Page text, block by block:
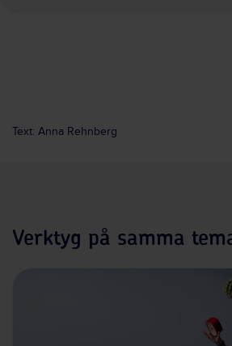
Text: Anna Rehnberg
Verktyg på samma